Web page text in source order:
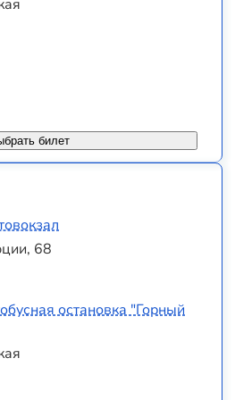
билет
68
остановка "Горный